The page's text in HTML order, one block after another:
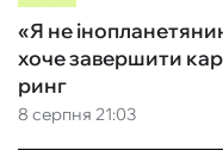
8 серпня 21:03
«Я не
хоче завершити
ринг